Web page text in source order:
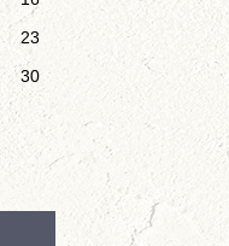
23
30